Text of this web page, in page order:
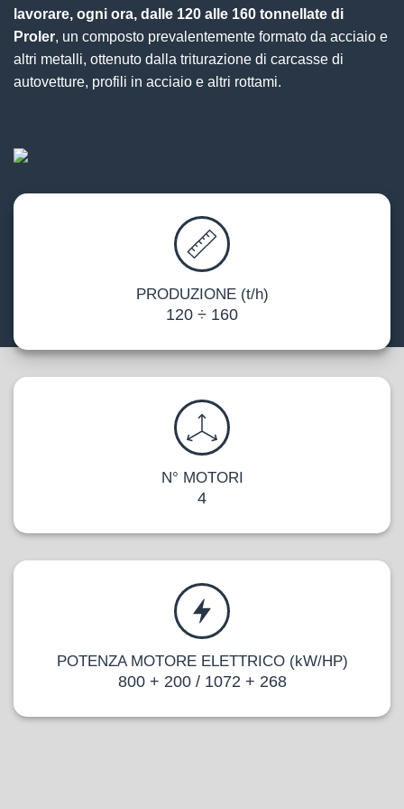
lavorare, ogni ora, dalle 120 alle 160 tonnellate di
Proler, un composto prevalentemente formato da acciaio e
altri metalli, ottenuto dalla triturazione di carcasse di
autovetture, profili in acciaio e altri rottami.
PRODUZIONE (t/h)
120 ÷ 160
N° MOTORI
4
POTENZA MOTORE ELETTRICO (kW/HP)
800 + 200 / 1072 + 268